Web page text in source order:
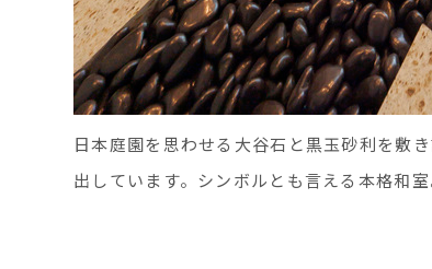
日本庭園を思わせる大谷石と黒玉砂利を敷
出しています。シンボルとも言える本格和室